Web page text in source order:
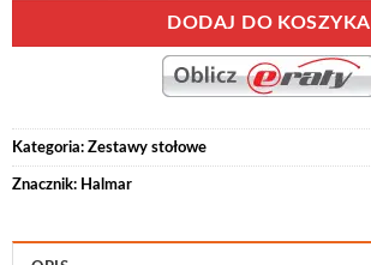
DODAJ DO KOSZYKA
Kategoria: Zestawy stołowe
Znacznik: Halmar